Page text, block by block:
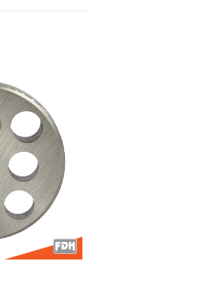
Añadir
a la
lista de
deseos